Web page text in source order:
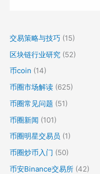
交易策略与技巧 (15)
区块链行业研究 (52)
币coin (14)
币圈市场解读 (625)
币圈常见问题 (51)
币圈新闻 (101)
币圈明星交易员 (1)
币圈炒币入门 (50)
币安Binance交易所 (42)